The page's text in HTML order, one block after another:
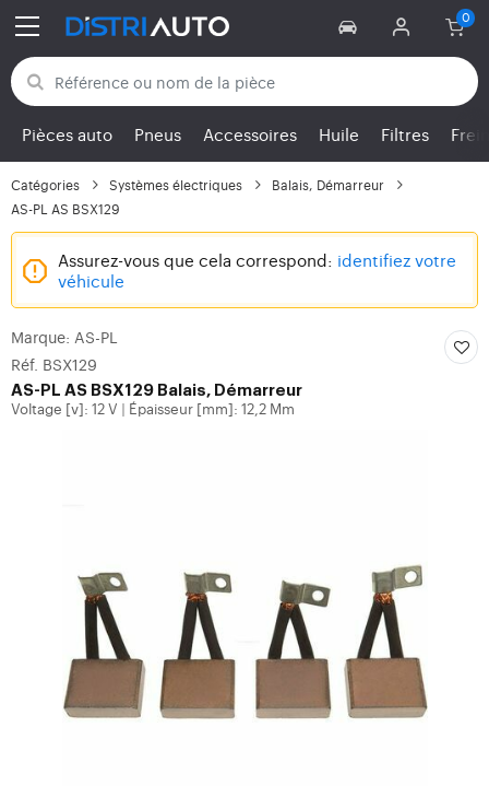
Retour aux catégories
Pièces auto Pneus Accessoires Huile Filtres
Catégories Systèmes électriques
Balais, Démarreur
AS-PL AS BSX129
Assurez-vous que cela correspond: identifiez votre
véhicule
Marque: AS-PL
Réf. BSX129
AS-PL AS BSX129 Balais, Démarreur
Voltage [v]: 12 V Épaisseur [mm]: 12,2 Mm